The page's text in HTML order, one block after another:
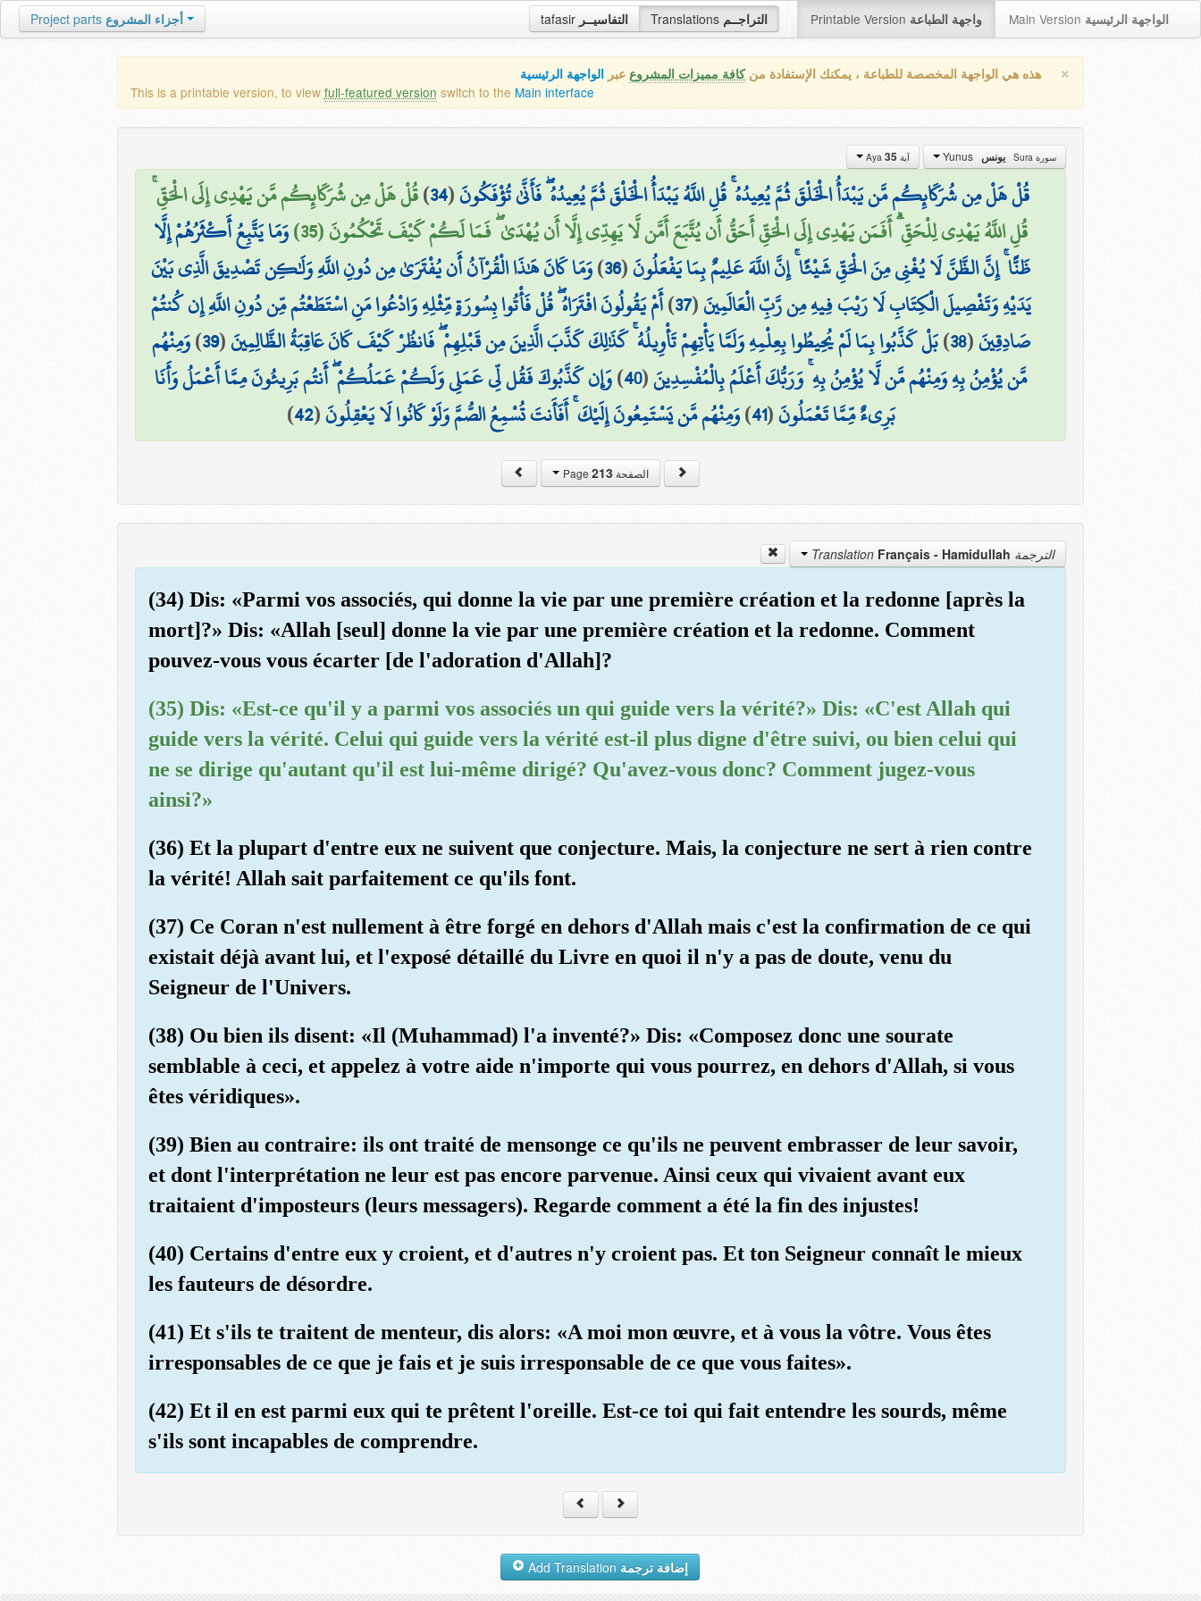
tafasir التفاسيــر Translations التراجــم Printable Version واجهة الطباعة Main Version الواجهة الرئيسية Project parts أجزاء المشروع
× هذه هي الواجهة المخصصة للطباعة ، يمكنك الإستفادة منكافة مميزات المشروع عبر الواجهة الرئيسية
This is a printable version, to view full-featured version switch to the Main interface
سورة Sura يونس آية Aya 35
قُلْ هَلْ مِن شُرَكَائِكُم مَّن يَبْدَأُ الْخَلْقَ ثُمَّ يُعِيدُهُ ۚ قُلِ اللَّهُ يَبْدَأُ الْخَلْقَ ثُمَّ يُعِيدُهُ ۖ فَأَنَّىٰ تُؤْفَكُونَ(
34
)قُلْ هَلْ مِن شُرَكَائِكُم مَّن يَهْدِي إِلَى الْحَقِّ ۚ
قُلِ اللَّهُ يَهْدِي لِلْحَقِّ ۗ أَفَمَن يَهْدِي إِلَى الْحَقِّ أَحَقُّ أَن يُتَّبَعَ أَمَّن لَّا يَهِدِّي إِلَّا أَن يُهْدَىٰ ۖ فَمَا لَكُمْ كَيْفَ تَحْكُمُونَ (35)
وَمَا يَتَّبِعُ أَكْثَرُهُمْ إِلَّا
ظَنًّا ۚ إِنَّ الظَّنَّ لَا يُغْنِي مِنَ الْحَقِّ شَيْئًا ۚ إِنَّ اللَّهَ عَلِيمٌ بِمَا يَفْعَلُونَ(
36
)وَمَا كَانَ هَٰذَا الْقُرْآنُ أَن يُفْتَرَىٰ مِن دُونِ اللَّهِ وَلَٰكِن تَصْدِيقَ الَّذِي بَيْنَ
يَدَيْهِ وَتَفْصِيلَ الْكِتَابِ لَا رَيْبَ فِيهِ مِن رَّبِّ الْعَالَمِينَ(
37
)أَمْ يَقُولُونَ افْتَرَاهُ ۖ قُلْ فَأْتُوا بِسُورَةٍ مِّثْلِهِ وَادْعُوا مَنِ اسْتَطَعْتُم مِّن دُونِ اللَّهِ إِن كُنتُمْ
صَادِقِينَ(
38
)بَلْ كَذَّبُوا بِمَا لَمْ يُحِيطُوا بِعِلْمِهِ وَلَمَّا يَأْتِهِمْ تَأْوِيلُهُ ۚ كَذَٰلِكَ كَذَّبَ الَّذِينَ مِن قَبْلِهِمْ ۖ فَانظُرْ كَيْفَ كَانَ عَاقِبَةُ الظَّالِمِينَ(
39
)وَمِنْهُم
مَّن يُؤْمِنُ بِهِ وَمِنْهُم مَّن لَّا يُؤْمِنُ بِهِ ۚ وَرَبُّكَ أَعْلَمُ بِالْمُفْسِدِينَ(
40
)وَإِن كَذَّبُوكَ فَقُل لِّي عَمَلِي وَلَكُمْ عَمَلُكُمْ ۖ أَنتُم بَرِيئُونَ مِمَّا أَعْمَلُ وَأَنَا
بَرِيءٌ مِّمَّا تَعْمَلُونَ(
41
)وَمِنْهُم مَّن يَسْتَمِعُونَ إِلَيْكَ ۚ أَفَأَنتَ تُسْمِعُ الصُّمَّ وَلَوْ كَانُوا لَا يَعْقِلُونَ(
42
)
الصفحة Page213
الترجمة Translation Français - Hamidullah
(34) Dis: «Parmi vos associés, qui donne la vie par une première création et la redonne [après la
mort]?» Dis: «Allah [seul] donne la vie par une première création et la redonne. Comment
pouvez-vous vous écarter [de l'adoration d'Allah]?
(35) Dis: «Est-ce qu'il y a parmi vos associés un qui guide vers la vérité?» Dis: «C'est Allah qui
guide vers la vérité. Celui qui guide vers la vérité est-il plus digne d'être suivi, ou bien celui qui
ne se dirige qu'autant qu'il est lui-même dirigé? Qu'avez-vous donc? Comment jugez-vous
ainsi?»
(36) Et la plupart d'entre eux ne suivent que conjecture. Mais, la conjecture ne sert à rien contre
la vérité! Allah sait parfaitement ce qu'ils font.
(37) Ce Coran n'est nullement à être forgé en dehors d'Allah mais c'est la confirmation de ce qui
existait déjà avant lui, et l'exposé détaillé du Livre en quoi il n'y a pas de doute, venu du
Seigneur de l'Univers.
(38) Ou bien ils disent: «Il (Muhammad) l'a inventé?» Dis: «Composez donc une sourate
semblable à ceci, et appelez à votre aide n'importe qui vous pourrez, en dehors d'Allah, si vous
êtes véridiques».
(39) Bien au contraire: ils ont traité de mensonge ce qu'ils ne peuvent embrasser de leur savoir,
et dont l'interprétation ne leur est pas encore parvenue. Ainsi ceux qui vivaient avant eux
traitaient d'imposteurs (leurs messagers). Regarde comment a été la fin des injustes!
(40) Certains d'entre eux y croient, et d'autres n'y croient pas. Et ton Seigneur connaît le mieux
les fauteurs de désordre.
(41) Et s'ils te traitent de menteur, dis alors: «A moi mon œuvre, et à vous la vôtre. Vous êtes
irresponsables de ce que je fais et je suis irresponsable de ce que vous faites».
(42) Et il en est parmi eux qui te prêtent l'oreille. Est-ce toi qui fait entendre les sourds, même
s'ils sont incapables de comprendre.
إضافة ترجمة